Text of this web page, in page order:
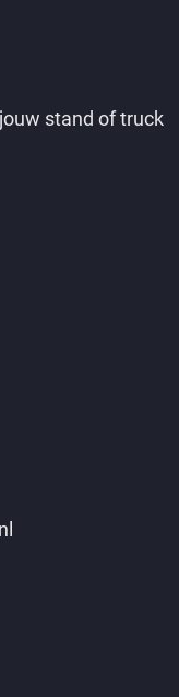
stand of truck